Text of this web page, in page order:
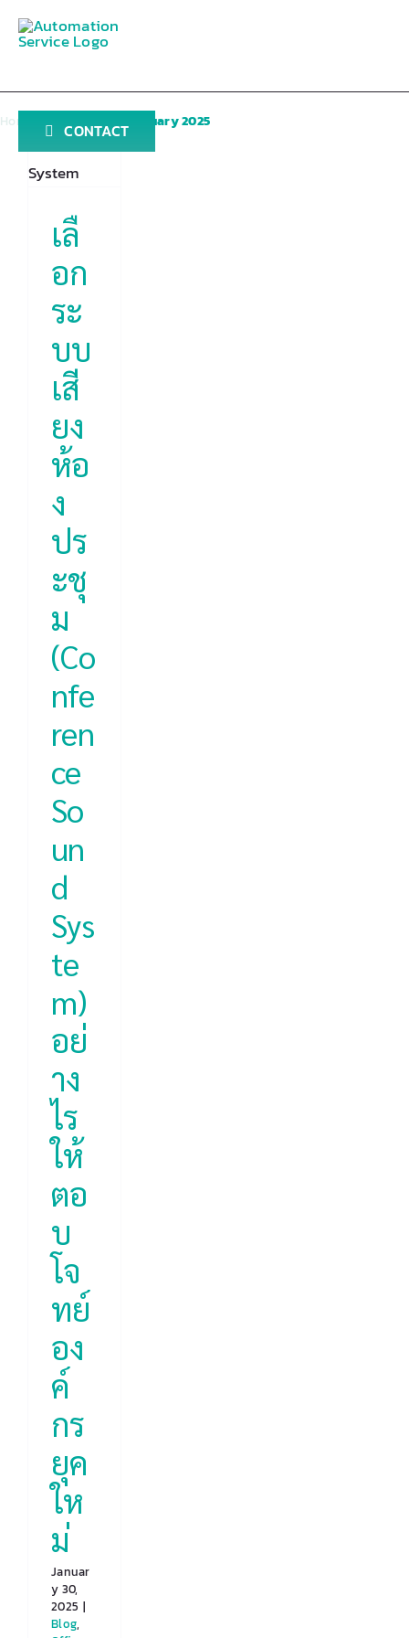
CONTACT
Home »Archives for January 2025
เลื
อก
ระ
บบ
เสี
ยง
ห้อ
ง
ปร
ะชุ
ม
(Co
nfe
ren
ce
So
un
d
Sys
te
m)
อย่
าง
ไร
ให้
ตอ
บ
โจ
ทย์
อง
ค์
กร
ยุค
ให
ม่
Januar
y 30,
2025 |
Blog,